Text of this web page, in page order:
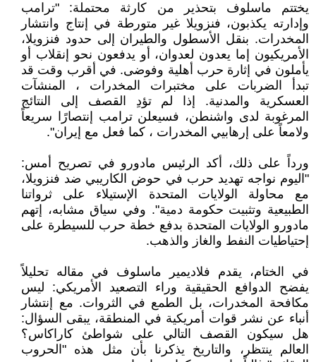
يختتم ماسلوف بتحذير من كارثة محتملة: "ترامب
وإدارته يكذبون، فنزويلا غير متورطة في إنتاج وانتشار
المخدرات. بنقل الأسطول والطيران إلى حدود فنزويلا،
الأمريكيون إما يعدون لعدوان، أو يدفعون نحو إنقلاب أو
يأملون في إثارة حرب أهلية وفوضى. في أقرب وقت قد
تبدأ الضربات على مختبرات المخدرات ، المنشآت
العسكرية والمدنية. إذا لم تؤدِ القصف إلى النتائج
المرغوبة لدى واشنطن، فسيعلن ترامب إنتصارًا سريعاً
ولامعاً على إرهابيي المخدرات ، كما فعل مع إيران".
ورداً على ذلك، أكد الرئيس مادورو في تصريح أمس:
"اليوم نواجه تهديد حرب في حوض الكاريبي ضد فنزويلا،
مع محاولة الولايات المتحدة الإستيلاء على ثرواتنا
الطبيعية وتثبيت حكومة دمية". وفي سياق مشابه، إتهم
مادورو الولايات المتحدة بدفع خطة حرب للسيطرة على
إحتياطيات النفط والغاز والذهب.
في الختام، يقدم فلاديمير ماسلوف في مقاله تحليلاً
يفضح الدوافع الحقيقية وراء التصعيد الأمريكي: ليس
مكافحة المخدرات، بل الطمع في الثروات. مع إنتشار
أنباء عن نشر قوات أمريكية في المنطقة، يبقى السؤال:
هل سيكون القصف التالي على شواطئ كاراكاس؟
العالم ينتظر، والتاريخ يذكرنا بأن مثل هذه "الحروب